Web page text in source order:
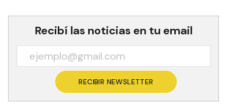
Recibí las noticias en tu email
RECIBIR NEWSLETTER